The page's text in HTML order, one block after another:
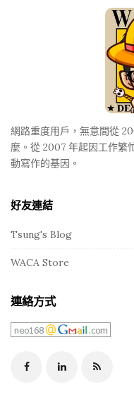
網路重度用戶，無意間從
麼。從 2007 年起因工作繁
動寫作的基因。
好友連結
Tsung's Blog
WACA Store
連絡方式